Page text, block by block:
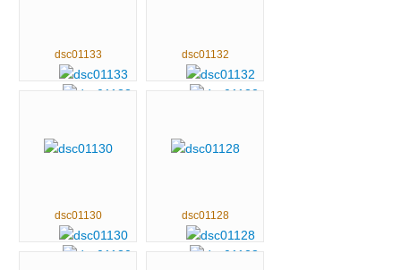
dsc01133 dsc01132
dsc01130 dsc01128